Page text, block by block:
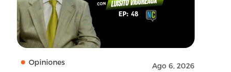
Opiniones Ago 6, 2026